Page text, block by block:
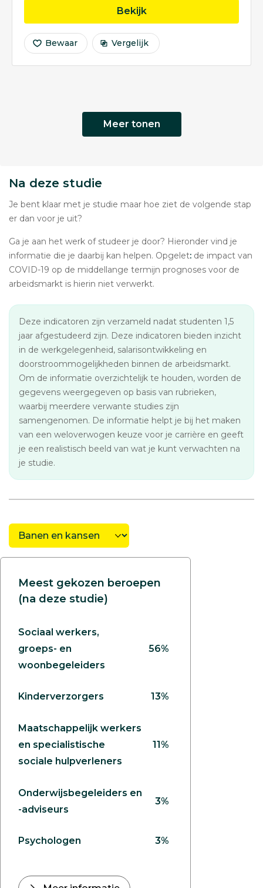
Bekijkopleiding Pedagogiek
Bewaar Vergelijk
Meer tonen
Na deze studie
Je bent klaar met je studie maar hoe ziet de volgende stap
er dan voor je uit?
Ga je aan het werk of studeer je door? Hieronder vind je
informatie die je daarbij kan helpen. Opgelet: de impact van
COVID-19 op de middellange termijn prognoses voor de
arbeidsmarkt is hierin niet verwerkt.
Deze indicatoren zijn verzameld nadat studenten 1,5
jaar afgestudeerd zijn. Deze indicatoren bieden inzicht
in de werkgelegenheid, salarisontwikkeling en
doorstroommogelijkheden binnen de arbeidsmarkt.
Om de informatie overzichtelijk te houden, worden de
gegevens weergegeven op basis van rubrieken,
waarbij meerdere verwante studies zijn
samengenomen. De informatie helpt je bij het maken
van een weloverwogen keuze voor je carrière en geeft
je een realistisch beeld van wat je kunt verwachten na
je studie.
Meest gekozen beroepen
(na deze studie)
Sociaal werkers,
groeps- en
woonbegeleiders
56%
Kinderverzorgers 13%
Maatschappelijk werkers
en specialistische
sociale hulpverleners
11%
Onderwijsbegeleiders en
-adviseurs
3%
Psychologen 3%